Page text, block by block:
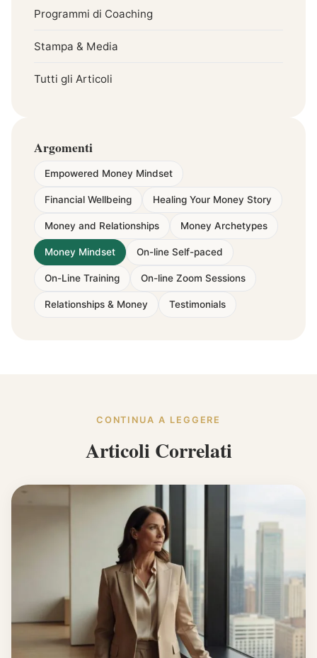
Programmi di Coaching
Stampa & Media
Tutti gli Articoli
Argomenti
Empowered Money Mindset
Financial Wellbeing Healing Your Money Story
Money and Relationships Money Archetypes
Money Mindset On-line Self-paced
On-Line Training On-line Zoom Sessions
Relationships & Money Testimonials
CONTINUA A LEGGERE
Articoli Correlati